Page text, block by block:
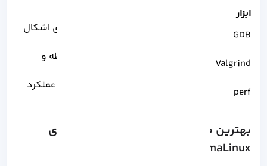
ابزار
GDB
دیباگر خط فرمان برای اشکال
Valgrind
شناسایی نشت حافظه و
perf
تحلیل و پروفایلینگ عملکرد
بهترین محیط های توسعه (IDE) ++C روی
AlmaLinux